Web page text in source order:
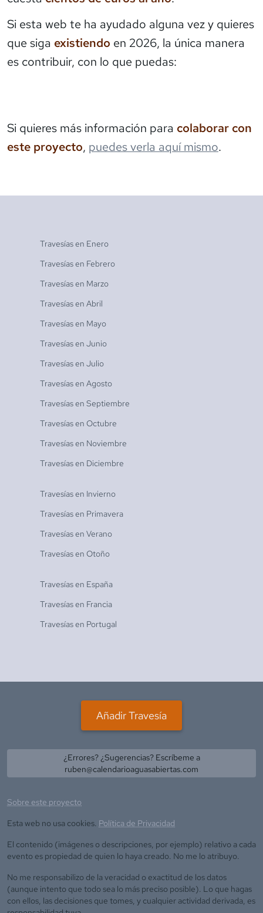
Si esta web te ha ayudado alguna vez y quieres
que siga existiendo en 2026, la única manera
es contribuir, con lo que puedas:
Si quieres más información para colaborar con
este proyecto, puedes verla aquí mismo.
Travesías en Enero
Travesías en Febrero
Travesías en Marzo
Travesías en Abril
Travesías en Mayo
Travesías en Junio
Travesías en Julio
Travesías en Agosto
Travesías en Septiembre
Travesías en Octubre
Travesías en Noviembre
Travesías en Diciembre
Travesías en Invierno
Travesías en Primavera
Travesías en Verano
Travesías en Otoño
Travesías en España
Travesías en Francia
Travesías en Portugal
Añadir Travesía
¿Errores? ¿Sugerencias? Escríbeme a
ruben@calendarioaguasabiertas.com
Sobre este proyecto
Esta web no usa cookies. Política de Privacidad
El contenido (imágenes o descripciones, por ejemplo) relativo a cada
evento es propiedad de quien lo haya creado. No me lo atribuyo.
No me responsabilizo de la veracidad o exactitud de los datos
(aunque intento que todo sea lo más preciso posible). Lo que hagas
con ellos, las decisiones que tomes, y cualquier actividad derivada, es